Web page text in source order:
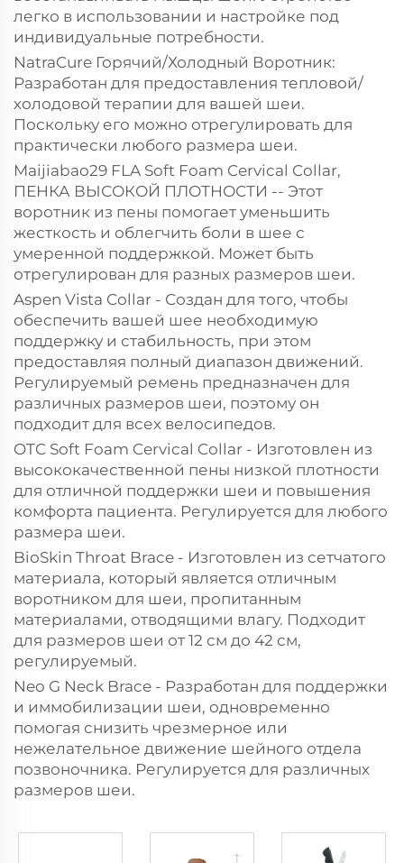
легко в использовании и настройке под
индивидуальные потребности.
NatraCure Горячий/Холодный Воротник:
Разработан для предоставления тепловой/
холодовой терапии для вашей шеи.
Поскольку его можно отрегулировать для
практически любого размера шеи.
Maijiabao29 FLA Soft Foam Cervical Collar,
ПЕНКА ВЫСОКОЙ ПЛОТНОСТИ -- Этот
воротник из пены помогает уменьшить
жесткость и облегчить боли в шее с
умеренной поддержкой. Может быть
отрегулирован для разных размеров шеи.
Aspen Vista Collar - Создан для того, чтобы
обеспечить вашей шее необходимую
поддержку и стабильность, при этом
предоставляя полный диапазон движений.
Регулируемый ремень предназначен для
различных размеров шеи, поэтому он
подходит для всех велосипедов.
OTC Soft Foam Cervical Collar - Изготовлен из
высококачественной пены низкой плотности
для отличной поддержки шеи и повышения
комфорта пациента. Регулируется для любого
размера шеи.
BioSkin Throat Brace - Изготовлен из сетчатого
материала, который является отличным
воротником для шеи, пропитанным
материалами, отводящими влагу. Подходит
для размеров шеи от 12 см до 42 см,
регулируемый.
Neo G Neck Brace - Разработан для поддержки
и иммобилизации шеи, одновременно
помогая снизить чрезмерное или
нежелательное движение шейного отдела
позвоночника. Регулируется для различных
размеров шеи.